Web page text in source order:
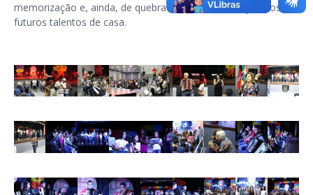
memorização e, ainda, de quebra temos a valorização dos
futuros talentos de casa.